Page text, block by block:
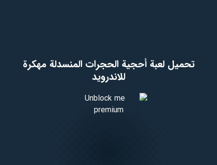
تحميل لعبة أحجية الحجرات المنسدلة مهكرة
للاندرويد